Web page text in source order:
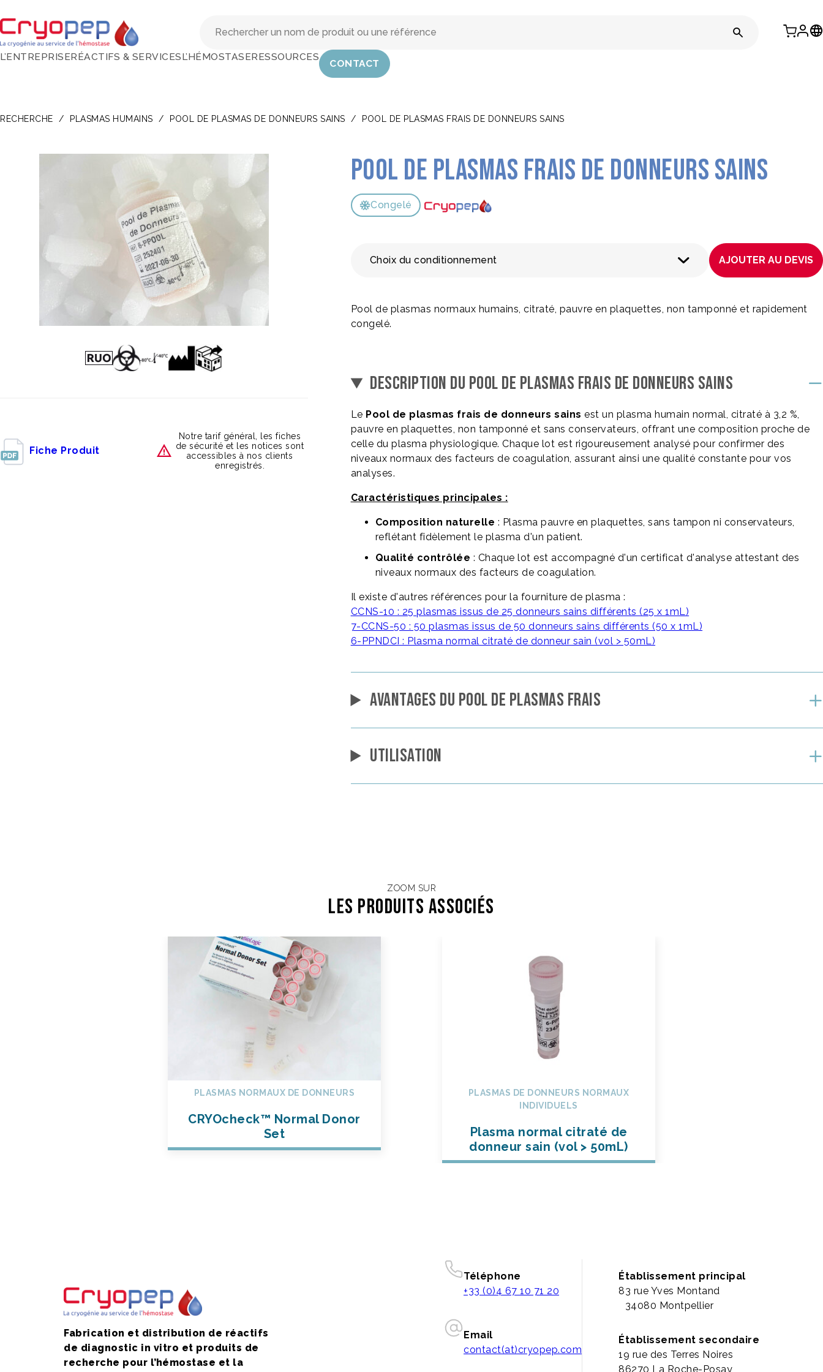
L’ENTREPRISERÉACTIFS & SERVICESL’HÉMOSTASERESSOURCES
CONTACT
RECHERCHE / PLASMAS HUMAINS / POOL DE PLASMAS DE DONNEURS SAINS / POOL DE PLASMAS FRAIS DE DONNEURS SAINS
Pool de plasmas frais de donneurs sains
Congelé
Choix du conditionnement AJOUTER AU DEVIS
Pool de plasmas normaux humains, citraté, pauvre en plaquettes, non tamponné et rapidement
congelé.
DESCRIPTION DU POOL DE PLASMAS FRAIS DE DONNEURS SAINS
Le Pool de plasmas frais de donneurs sains est un plasma humain normal, citraté à 3,2 %,
pauvre en plaquettes, non tamponné et sans conservateurs, offrant une composition proche de
celle du plasma physiologique. Chaque lot est rigoureusement analysé pour confirmer des
niveaux normaux des facteurs de coagulation, assurant ainsi une qualité constante pour vos
analyses.
Caractéristiques principales :
Composition naturelle : Plasma pauvre en plaquettes, sans tampon ni conservateurs,
reflétant fidèlement le plasma d'un patient.
Qualité contrôlée : Chaque lot est accompagné d'un certificat d'analyse attestant des
niveaux normaux des facteurs de coagulation.
Il existe d'autres références pour la fourniture de plasma :
CCNS-10 : 25 plasmas issus de 25 donneurs sains différents (25 x 1mL)
7-CCNS-50 : 50 plasmas issus de 50 donneurs sains différents (50 x 1mL)
6-PPNDCI : Plasma normal citraté de donneur sain (vol > 50mL)
AVANTAGES DU POOL DE PLASMAS FRAIS
UTILISATION
Fiche Produit
Notre tarif général, les fiches
de sécurité et les notices sont
accessibles à nos clients
enregistrés.
ZOOM SUR
Les Produits associés
PLASMAS NORMAUX DE DONNEURS
CRYOcheck™ Normal Donor
Set
PLASMAS DE DONNEURS NORMAUX
INDIVIDUELS
Plasma normal citraté de
donneur sain (vol > 50mL)
Fabrication et distribution de réactifs
de diagnostic in vitro et produits de
recherche pour l’hémostase et la
Téléphone
+33 (0)4 67 10 71 20
Email
contact(at)cryopep.com
Établissement principal
83 rue Yves Montand
34080 Montpellier
Établissement secondaire
19 rue des Terres Noires
86270 La Roche-Posay